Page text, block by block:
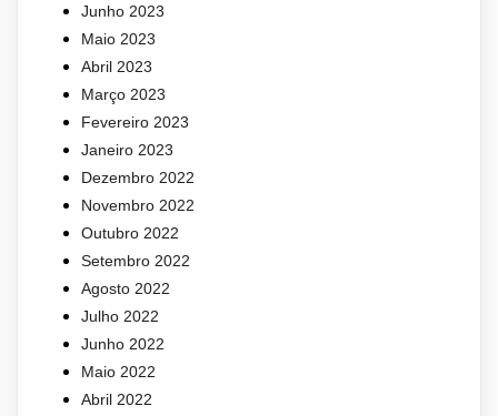
Junho 2023
Maio 2023
Abril 2023
Março 2023
Fevereiro 2023
Janeiro 2023
Dezembro 2022
Novembro 2022
Outubro 2022
Setembro 2022
Agosto 2022
Julho 2022
Junho 2022
Maio 2022
Abril 2022